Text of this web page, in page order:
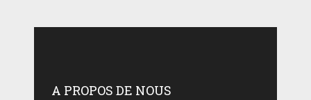
A PROPOS DE NOUS